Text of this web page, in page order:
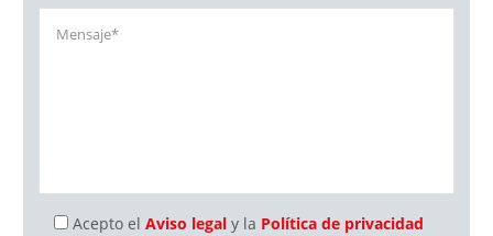
Acepto el Aviso legal y la Política de privacidad